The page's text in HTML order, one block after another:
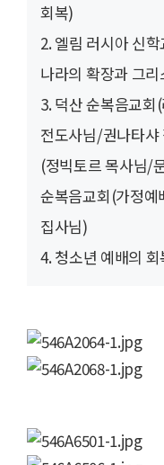
회복)
2. 엘림 러시아 신
나라의 확장과 그
3. 덕산 순복음교
전도사님/권나타샤
(정빅토르 목사님/
순복음교회(가정
집사님)
4. 청소년 예배의